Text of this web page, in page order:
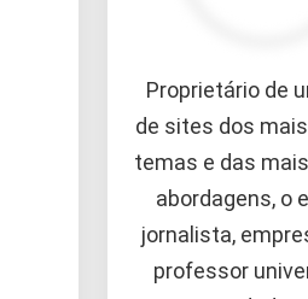
Proprietário de
de sites dos
temas e das
abordagens, o
jornalista,
professor